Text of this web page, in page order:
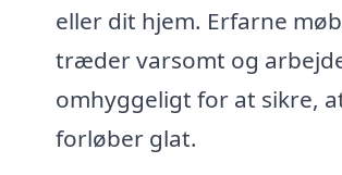
eller dit hjem. Erfarne
træder varsomt og
omhyggeligt for at sikre,
forløber glat.